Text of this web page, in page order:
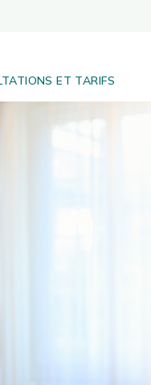
ET TARIFS